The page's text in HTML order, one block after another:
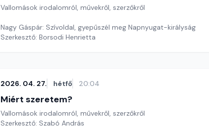
Vallomások irodalomról, művekről, szerzőkről
Nagy Gáspár: Szívoldal, gyepűszél meg Napnyugat-királyság
Szerkesztő: Borsodi Henrietta
2026. 04. 27. hétfő 20:04
Miért szeretem?
Vallomások irodalomról, művekről, szerzőkről
Szerkesztő: Szabó András